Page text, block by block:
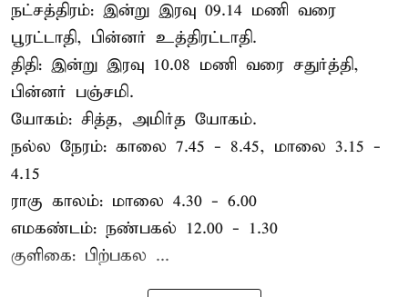
நட்சத்திரம்: இன்று இரவு 09.14 மணி வரை
பூரட்டாதி, பின்னர் உத்திரட்டாதி.
திதி: இன்று இரவு 10.08 மணி வரை சதுர்த்தி,
பின்னர் பஞ்சமி.
யோகம்: சித்த, அமிர்த யோகம்.
நல்ல நேரம்: காலை 7.45 - 8.45, மாலை 3.15 -
4.15
ராகு காலம்: மாலை 4.30 - 6.00
எமகண்டம்: நண்பகல் 12.00 - 1.30
குளிகை: பிற்பகல ...